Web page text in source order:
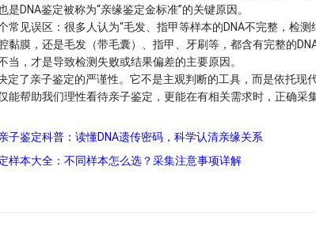
是DNA鉴定被称为“亲缘鉴定金标准”的关键原因。​
常见误区：很多人认为“毛发、指甲等样本的DNA不完整，检
黏膜，还是毛发（带毛囊）、指甲、牙刷等，都含有完整的
当，才是导致检测失败或结果偏差的主要原因。​
定了亲子鉴定的严谨性。它不是主观判断的工具，而是依托现
能帮助我们理性看待亲子鉴定，更能在有相关需求时，正确采
子鉴定科普：读懂DNA遗传密码，科学认清亲缘关系
样本大全：不同样本怎么选？采集注意事项详解